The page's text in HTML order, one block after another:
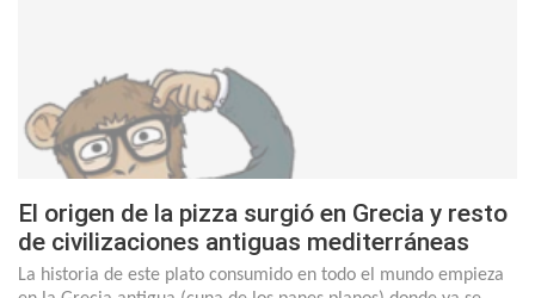
El origen de la pizza surgió en Grecia y resto
de civilizaciones antiguas mediterráneas
La historia de este plato consumido en todo el mundo empieza